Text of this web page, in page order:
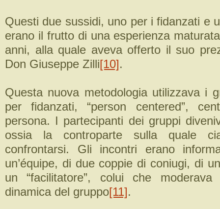
Questi due sussidi, uno per i fidanzati e
erano il frutto di una esperienza
anni, alla quale aveva offerto il suo
Don Giuseppe Zilli[10].
Questa nuova metodologia utilizzava i
per fidanzati, “person centered”,
persona. I partecipanti dei gruppi
ossia la controparte sulla quale
confrontarsi. Gli incontri erano
un’équipe, di due coppie di coniugi, di
un “facilitatore”, colui che
dinamica del gruppo[11].